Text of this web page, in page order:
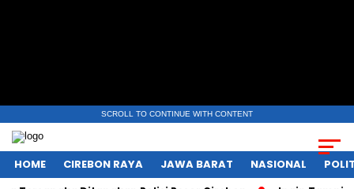
SCROLL TO CONTINUE WITH CONTENT
HOME CIREBON RAYA JAWA BARAT NASIONAL